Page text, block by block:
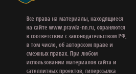
Все права на материалы, находящиеся
на сайте www.pravda-nn.ru, охраняются
в соответствии с законодательством РФ,
в том числе, об авторском праве и
смежных правах. При любом
использовании материалов сайта и
сателлитных проектов, гиперссылка